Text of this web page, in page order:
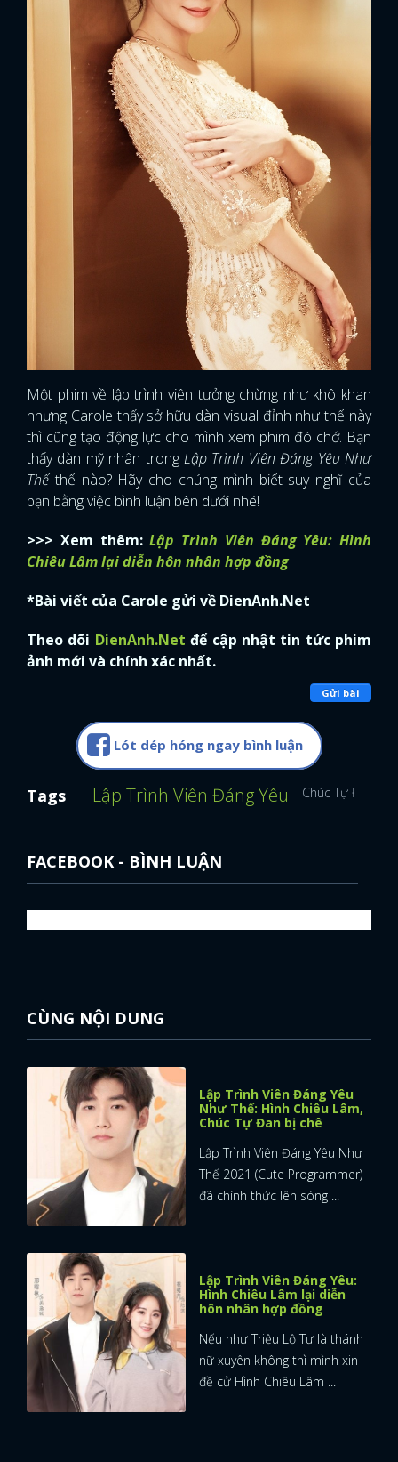
Một phim về lập trình viên tưởng chừng như khô khan
nhưng Carole thấy sở hữu dàn visual đỉnh như thế này
thì cũng tạo động lực cho mình xem phim đó chớ. Bạn
thấy dàn mỹ nhân trong Lập Trình Viên Đáng Yêu Như
Thế thế nào? Hãy cho chúng mình biết suy nghĩ của
bạn bằng việc bình luận bên dưới nhé!
>>> Xem thêm:Lập Trình Viên Đáng Yêu: Hình
Chiêu Lâm lại diễn hôn nhân hợp đồng
*Bài viết của Carole gửi về DienAnh.Net
Theo dõi DienAnh.Net để cập nhật tin tức phim
ảnh mới và chính xác nhất.
Gửi bài
Lót dép hóng ngay bình luận
Tags Lập Trình Viên Đáng Yêu Chúc Tự Đan
FACEBOOK - BÌNH LUẬN
CÙNG NỘI DUNG
Lập Trình Viên Đáng Yêu
Như Thế: Hình Chiêu Lâm,
Chúc Tự Đan bị chê
Lập Trình Viên Đáng Yêu Như
Thế 2021 (Cute Programmer)
đã chính thức lên sóng ...
Lập Trình Viên Đáng Yêu:
Hình Chiêu Lâm lại diễn
hôn nhân hợp đồng
Nếu như Triệu Lộ Tư là thánh
nữ xuyên không thì mình xin
đề cử Hình Chiêu Lâm ...